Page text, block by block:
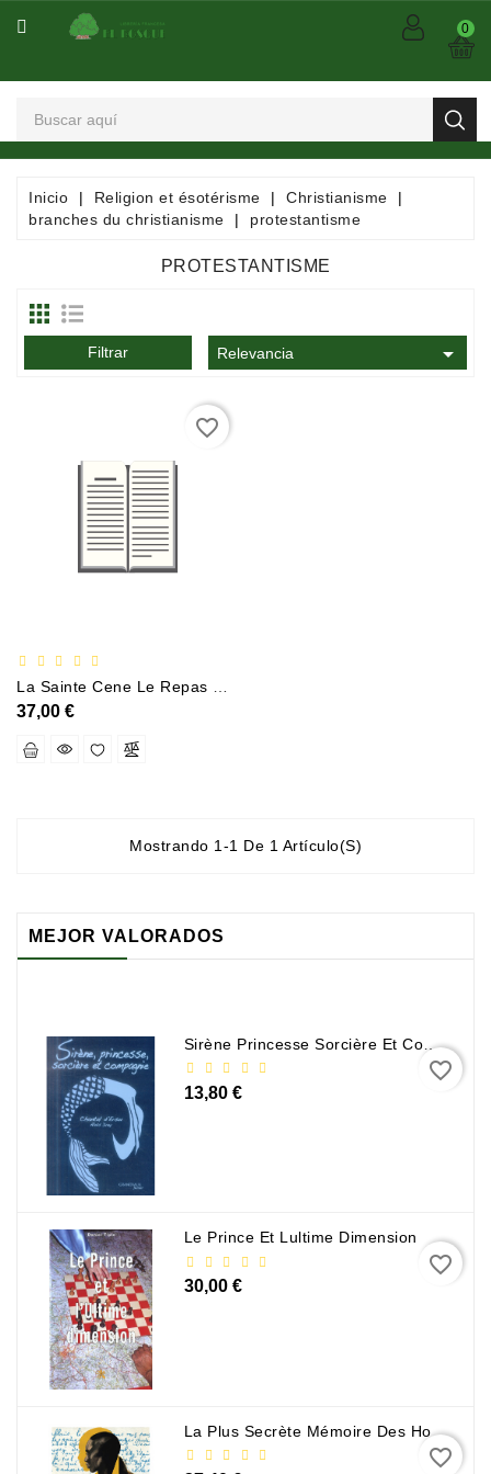
CATEGORÍA
Spectacles
Dessinées
Mangas
Consommables
Documentation
Entreprise
Économie
Fantasy
Et
Science-
Merchandising
Parascolaire
Thriller
Religion
Ésotérisme
Romans
Nouvelles
Genre
Romance
Sciences
Sociales
0
Inicio Religion et ésotérisme
Christianisme
branches du christianisme
protestantisme
PROTESTANTISME
Filtrar Relevancia 
37,00 €
favorite_border
Mostrando 1-1 De 1 Artículo(s)
MEJOR VALORADOS
Sirène Princesse Sorcière Et Compagnie
13,80 €
favorite_border
Le Prince Et Lultime Dimension
30,00 €
favorite_border
La Plus Secrète Mémoire Des Hommes - Mohamed Mbougar Sarr
favorite_border